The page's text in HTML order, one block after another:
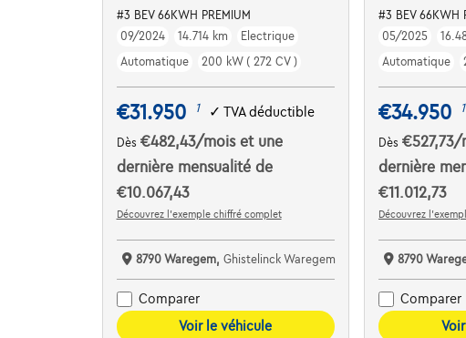
#3 BEV 66KWH PREMIUM
09/2024
14.714 km
Electrique
Automatique
200 kW ( 272 CV )
€31.950 1 ✓ TVA déductible
Dès €482,43/mois et une
dernière mensualité de
€10.067,43
Découvrez l’exemple chiffré complet
8790 Waregem, Ghistelinck Waregem
Comparer
Voir le véhicule
#3 BEV 66KWH
05/2025
Automatique
€34.950 1
Dès€527,73/
dernière
€11.012,73
Découvrez
8790
Comparer